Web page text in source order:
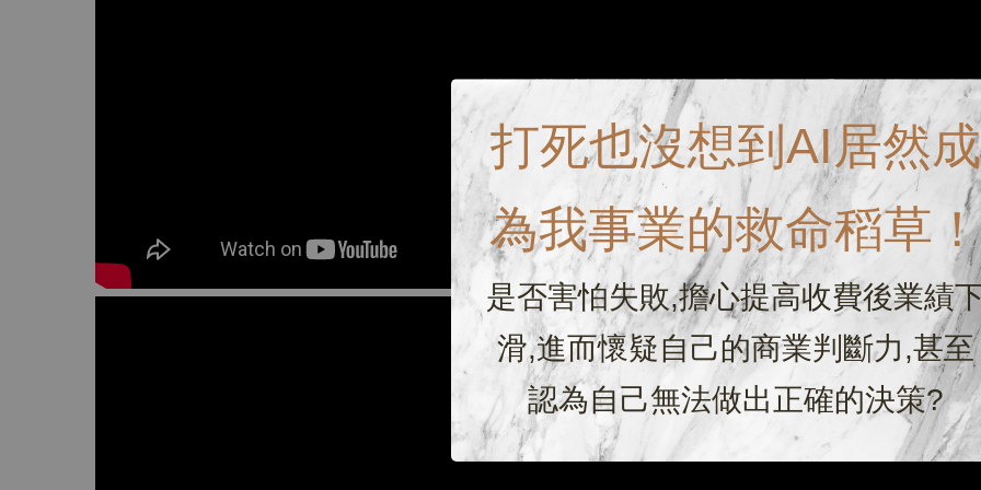
打死也沒想到AI居然成
為我事業的救命稻草！
是否害怕失敗,擔心提高收費後業績
滑,進而懷疑自己的商業判斷力,甚至
認為自己無法做出正確的決策?